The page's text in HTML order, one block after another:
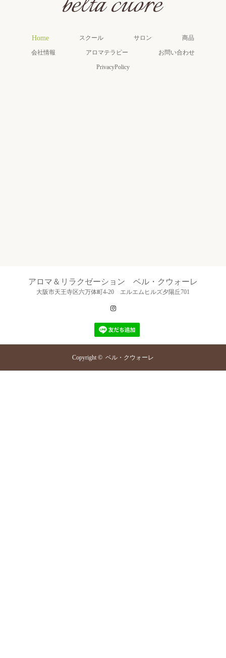
Home スクール サロン 商品
会社情報 アロマテラピー お問い合わせ
PrivacyPolicy
アロマ＆リラクゼーション ベル・クウォーレ
大阪市天王寺区六万体町4-20 エルエムヒルズ夕陽丘701
Copyright © ベル・クウォーレ